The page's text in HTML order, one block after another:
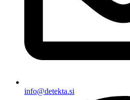
info@detekta.si